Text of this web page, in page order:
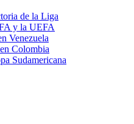
de la Liga
y la UEFA
Venezuela
Colombia
Sudamericana